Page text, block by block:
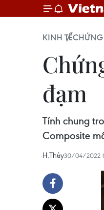
KINH TẾ
đạm
Tính chung
Composite
H.Thủy30/04/2022